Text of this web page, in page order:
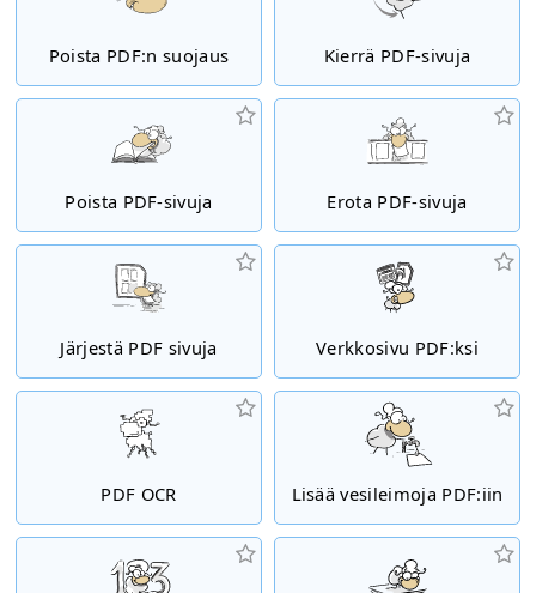
Poista PDF:n suojaus Kierrä PDF-sivuja
Poista PDF-sivuja Erota PDF-sivuja
Järjestä PDF sivuja Verkkosivu PDF:ksi
PDF OCR Lisää vesileimoja PDF:iin